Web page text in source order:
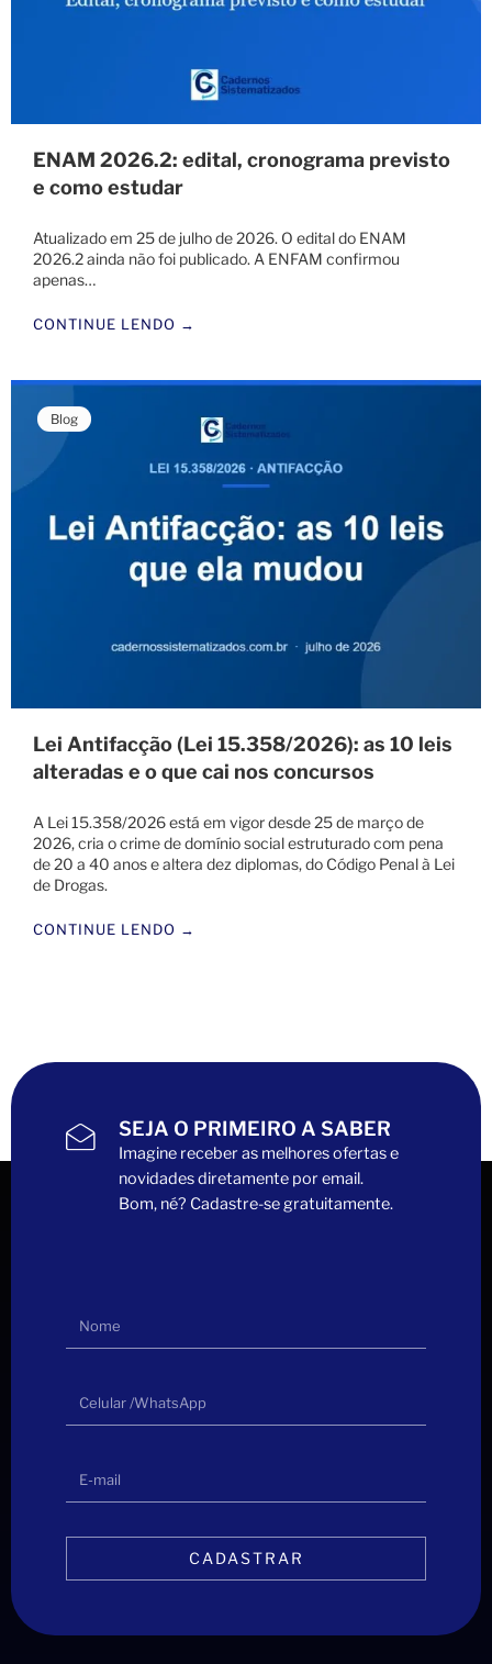
ENAM 2026.2: edital, cronograma previsto
e como estudar
Atualizado em 25 de julho de 2026. O edital do ENAM
2026.2 ainda não foi publicado. A ENFAM confirmou
apenas…
CONTINUE LENDO →
Blog
Lei Antifacção (Lei 15.358/2026): as 10 leis
alteradas e o que cai nos concursos
A Lei 15.358/2026 está em vigor desde 25 de março de
2026, cria o crime de domínio social estruturado com pena
de 20 a 40 anos e altera dez diplomas, do Código Penal à Lei
de Drogas.
CONTINUE LENDO →
SEJA O PRIMEIRO A SABER
Imagine receber as melhores ofertas e
novidades diretamente por email.
Bom, né? Cadastre-se gratuitamente.
CADASTRAR